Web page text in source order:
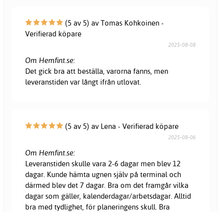
(5 av 5) av Tomas Kohkoinen -
Verifierad köpare
2025-08-08
Om Hemfint.se:
Det gick bra att beställa, varorna fanns, men
leveranstiden var långt ifrån utlovat.
(5 av 5) av Lena - Verifierad köpare
2025-08-06
Om Hemfint.se:
Leveranstiden skulle vara 2-6 dagar men blev 12
dagar. Kunde hämta ugnen själv på terminal och
därmed blev det 7 dagar. Bra om det framgår vilka
dagar som gäller, kalenderdagar/arbetsdagar. Alltid
bra med tydlighet, för planeringens skull. Bra